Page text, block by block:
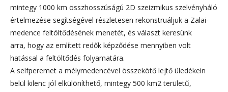
mintegy 1000 km összhosszúságú 2D szeizmikus szelvényháló
értelmezése segítségével részletesen rekonstruáljuk a Zalai-
medence feltöltődésének menetét, és választ keresünk
arra, hogy az említett redők képződése mennyiben volt
hatással a feltöltődés folyamatára.
A selfperemet a mélymedencével összekötő lejtő üledékein
belül kilenc jól elkülöníthető, mintegy 500 km2 területű,